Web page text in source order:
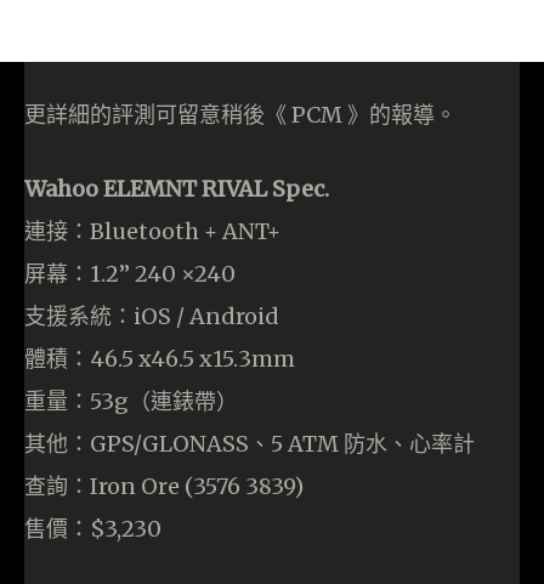
更詳細的評測可留意稍後《 PCM 》的報導。
Wahoo ELEMNT RIVAL Spec.
連接：Bluetooth + ANT+
屏幕：1.2” 240 ×240
支援系統：iOS / Android
體積：46.5 x46.5 x15.3mm
重量：53g（連錶帶）
其他：GPS/GLONASS、5 ATM 防水、心率計
查詢：Iron Ore (3576 3839)
售價：$3,230